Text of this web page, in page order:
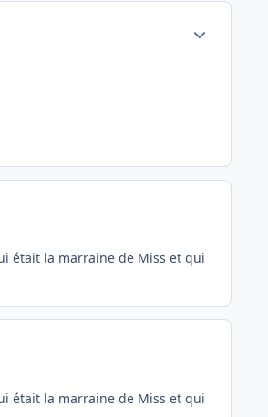
était la marraine de Miss et qui
était la marraine de Miss et qui